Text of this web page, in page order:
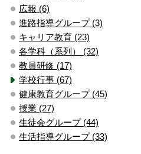
広報 (6)
進路指導グループ (3)
キャリア教育 (23)
各学科（系列） (32)
教員研修 (17)
学校行事 (67)
健康教育グループ (45)
授業 (27)
生徒会グループ (44)
生活指導グループ (33)